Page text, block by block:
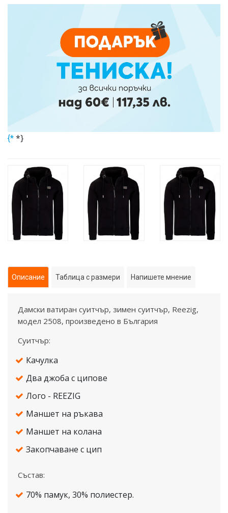
{* *}
Описание Таблица с размери Напишете мнение
Дамски ватиран суитчър, зимен суитчър, Reezig,
модел 2508, произведено в България
Суитчър:
Качулка
Два джоба с ципове
Лого - REEZIG
Маншет на ръкава
Маншет на колана
Закопчаване с цип
Състав:
70% памук, 30% полиестер.